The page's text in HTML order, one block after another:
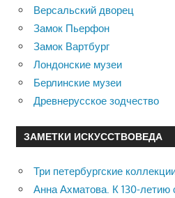
Версальский дворец
Замок Пьерфон
Замок Вартбург
Лондонские музеи
Берлинские музеи
Древнерусское зодчество
ЗАМЕТКИ ИСКУССТВОВЕДА
Три петербургские
Анна Ахматова. К 130-летию